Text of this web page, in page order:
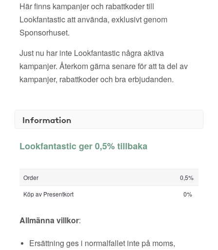
Här finns kampanjer och rabattkoder till
Lookfantastic att använda, exklusivt genom
Sponsorhuset.
Just nu har inte Lookfantastic några aktiva
kampanjer. Återkom gärna senare för att ta del av
kampanjer, rabattkoder och bra erbjudanden.
Information
Lookfantastic ger 0,5% tillbaka
Order
0,5%
Köp av Presentkort
0%
Allmänna villkor:
Ersättning ges i normalfallet inte på moms,